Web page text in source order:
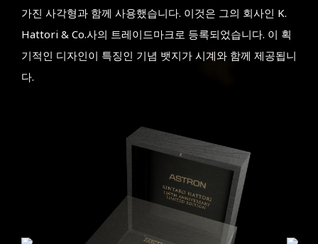
가진 사각형과 함께 사용했습니다. 이것은 그의 회사인 K.
Hattori & Co.사의 트레이드마크로 등록되었습니다. 이 획
기적인 디자인이 특징인 기념 뱃지가 시계와 함께 제공됩니
다.